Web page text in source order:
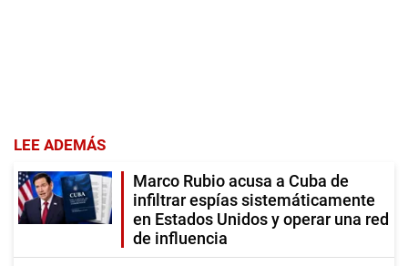
LEE ADEMÁS
Marco Rubio acusa a Cuba de
infiltrar espías sistemáticamente
en Estados Unidos y operar una red
de influencia